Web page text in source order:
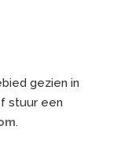
gezien in
stuur een
.